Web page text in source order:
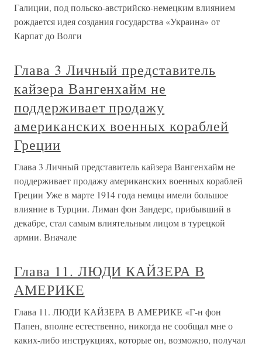
Галиции, под польско-австрийско-немецким влиянием
рождается идея создания государства «Украина» от
Карпат до Волги
Глава 3 Личный представитель
кайзера Вангенхайм не
поддерживает продажу
американских военных кораблей
Греции
Глава 3 Личный представитель кайзера Вангенхайм не
поддерживает продажу американских военных кораблей
Греции Уже в марте 1914 года немцы имели большое
влияние в Турции. Лиман фон Зандерс, прибывший в
декабре, стал самым влиятельным лицом в турецкой
армии. Вначале
Глава 11. ЛЮДИ КАЙЗЕРА В
АМЕРИКЕ
Глава 11. ЛЮДИ КАЙЗЕРА В АМЕРИКЕ «Г-н фон
Папен, вполне естественно, никогда не сообщал мне о
каких-либо инструкциях, которые он, возможно, получал